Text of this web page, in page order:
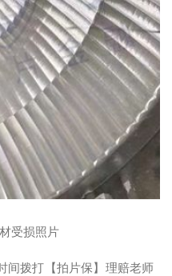
受损照片
间拨打【拍片保】理赔老师